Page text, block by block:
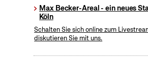
Max Becker-Areal - ein neues
Köln
Schalten Sie sich online zum
diskutieren Sie mit uns.